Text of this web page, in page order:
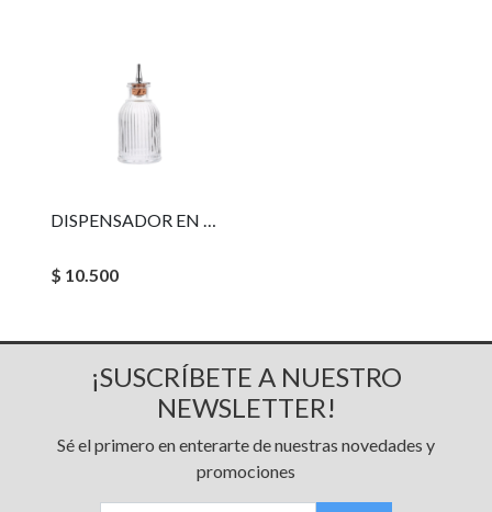
DISPENSADOR EN GOTAS RAYAS
$ 10.500
¡SUSCRÍBETE A NUESTRO
NEWSLETTER!
Sé el primero en enterarte de nuestras novedades y
promociones